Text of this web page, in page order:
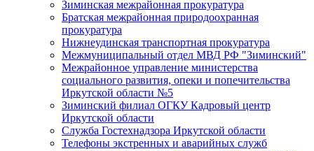
Зиминская межрайонная прокуратура
Братская межрайонная природоохранная
прокуратура
Нижнеудинская транспортная прокуратура
Межмуниципальный отдел МВД РФ "Зиминский"
Межрайонное управление министерства
социального развития, опеки и попечительства
Иркутской области №5
Зиминский филиал ОГКУ Кадровый центр
Иркутской области
Служба Гостехнадзора Иркутской области
Телефоны экстренных и аварийных служб